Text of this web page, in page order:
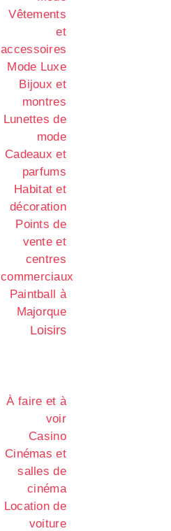
Vêtements
et
accessoires
Mode Luxe
Bijoux et
montres
Lunettes de
mode
Cadeaux et
parfums
Habitat et
décoration
Points de
vente et
centres
commerciaux
Paintball à
Majorque
Loisirs
À faire et à
voir
Casino
Cinémas et
salles de
cinéma
Location de
voiture